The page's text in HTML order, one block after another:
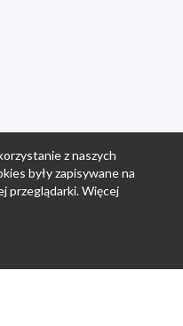
z naszych
były zapisywane na
przeglądarki. Więcej